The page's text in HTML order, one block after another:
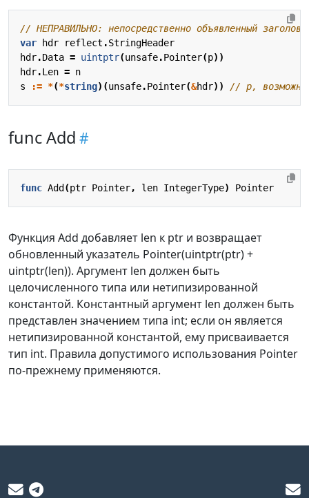
// НЕПРАВИЛЬНО: непосредственно объявленный
var
hdr reflect .StringHeader
hdr.Data = uintptr(unsafe.Pointer(p))
hdr.Len = n
s
:= *(*string)(unsafe.Pointer(&hdr)) // p,
func Add
func Add (ptr Pointer, len IntegerType) Pointer
Функция Add добавляет len к ptr и возвращает
обновленный указатель Pointer(uintptr(ptr) +
uintptr(len)). Аргумент len должен быть
целочисленного типа или нетипизированной
константой. Константный аргумент len должен быть
представлен значением типа int; если он является
нетипизированной константой, ему присваивается
тип int. Правила допустимого использования Pointer
по-прежнему применяются.